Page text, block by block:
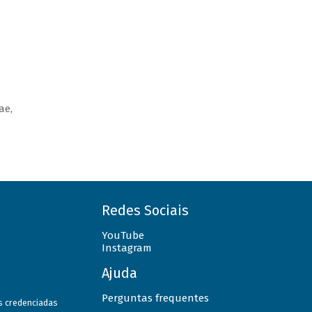
credenciadas
Redes Sociais
YouTube
Instagram
Ajuda
Perguntas frequentes